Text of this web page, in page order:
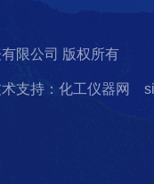
限公司 版权所有
支持：化工仪器网